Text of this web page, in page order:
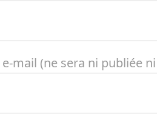
mail (ne sera ni publiée